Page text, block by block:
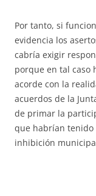
Por tanto, si
evidencia los
cabría exigir
porque en tal caso
acorde con la
acuerdos de la
de primar la
que habrían tenido
inhibición